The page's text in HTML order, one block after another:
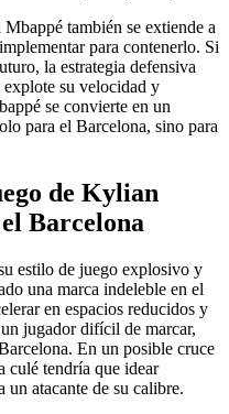
también se extiende a
para contenerlo. Si
la estrategia defensiva
explote su velocidad y
se convierte en un
para el Barcelona, sino para
de Kylian
Barcelona
estilo de juego explosivo y
una marca indeleble en el
en espacios reducidos y
jugador difícil de marcar,
En un posible cruce
culé tendría que idear
un atacante de su calibre.